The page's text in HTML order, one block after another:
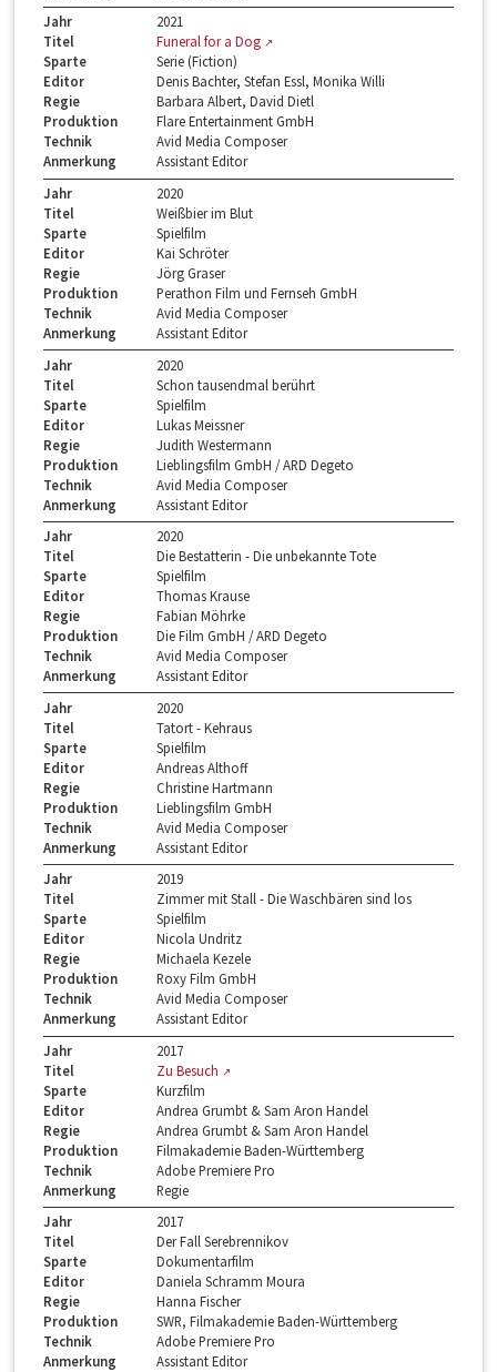
Jahr
2021
Titel
Funeral for a Dog
Sparte
Serie (Fiction)
Editor
Denis Bachter, Stefan Essl, Monika Willi
Regie
Barbara Albert, David Dietl
Produktion
Flare Entertainment GmbH
Technik
Avid Media Composer
Anmerkung
Assistant Editor
Jahr
2020
Titel
Weißbier im Blut
Sparte
Spielfilm
Editor
Kai Schröter
Regie
Jörg Graser
Produktion
Perathon Film und Fernseh GmbH
Technik
Avid Media Composer
Anmerkung
Assistant Editor
Jahr
2020
Titel
Schon tausendmal berührt
Sparte
Spielfilm
Editor
Lukas Meissner
Regie
Judith Westermann
Produktion
Lieblingsfilm GmbH / ARD Degeto
Technik
Avid Media Composer
Anmerkung
Assistant Editor
Jahr
2020
Titel
Die Bestatterin - Die unbekannte Tote
Sparte
Spielfilm
Editor
Thomas Krause
Regie
Fabian Möhrke
Produktion
Die Film GmbH / ARD Degeto
Technik
Avid Media Composer
Anmerkung
Assistant Editor
Jahr
2020
Titel
Tatort - Kehraus
Sparte
Spielfilm
Editor
Andreas Althoff
Regie
Christine Hartmann
Produktion
Lieblingsfilm GmbH
Technik
Avid Media Composer
Anmerkung
Assistant Editor
Jahr
2019
Titel
Zimmer mit Stall - Die Waschbären sind los
Sparte
Spielfilm
Editor
Nicola Undritz
Regie
Michaela Kezele
Produktion
Roxy Film GmbH
Technik
Avid Media Composer
Anmerkung
Assistant Editor
Jahr
2017
Titel
Zu Besuch
Sparte
Kurzfilm
Editor
Andrea Grumbt & Sam Aron Handel
Regie
Andrea Grumbt & Sam Aron Handel
Produktion
Filmakademie Baden-Württemberg
Technik
Adobe Premiere Pro
Anmerkung
Regie
Jahr
2017
Titel
Der Fall Serebrennikov
Sparte
Dokumentarfilm
Editor
Daniela Schramm Moura
Regie
Hanna Fischer
Produktion
SWR, Filmakademie Baden-Württemberg
Technik
Adobe Premiere Pro
Anmerkung
Assistant Editor